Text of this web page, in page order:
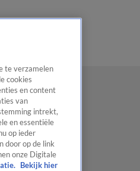
te verzamelen
cookies
en content
van
intrekt,
en essentiële
op ieder
door op de link
onze Digitale
Bekijk hier